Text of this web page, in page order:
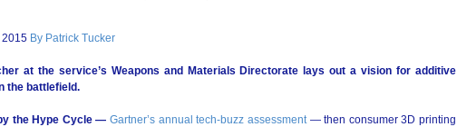
2015 By Patrick Tucker
at the service’s Weapons and Materials Directorate lays out a vision for additive
the battlefield.
the Hype Cycle — Gartner’s annual tech-buzz assessment— then consumer 3D printing